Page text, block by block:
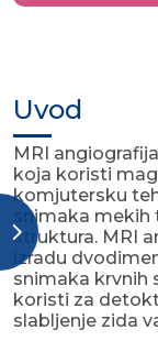
Uvod
MRI
koja koristi
komjutersku
snimaka
struktura. MRI
izradu
snimaka krvnih
koristi za
slabljenje zida